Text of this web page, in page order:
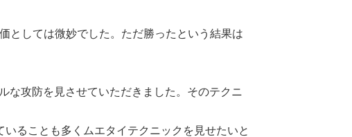
としては微妙でした。ただ勝ったという結果は
な攻防を見させていただきました。そのテクニ
ることも多くムエタイテクニックを見せたいと